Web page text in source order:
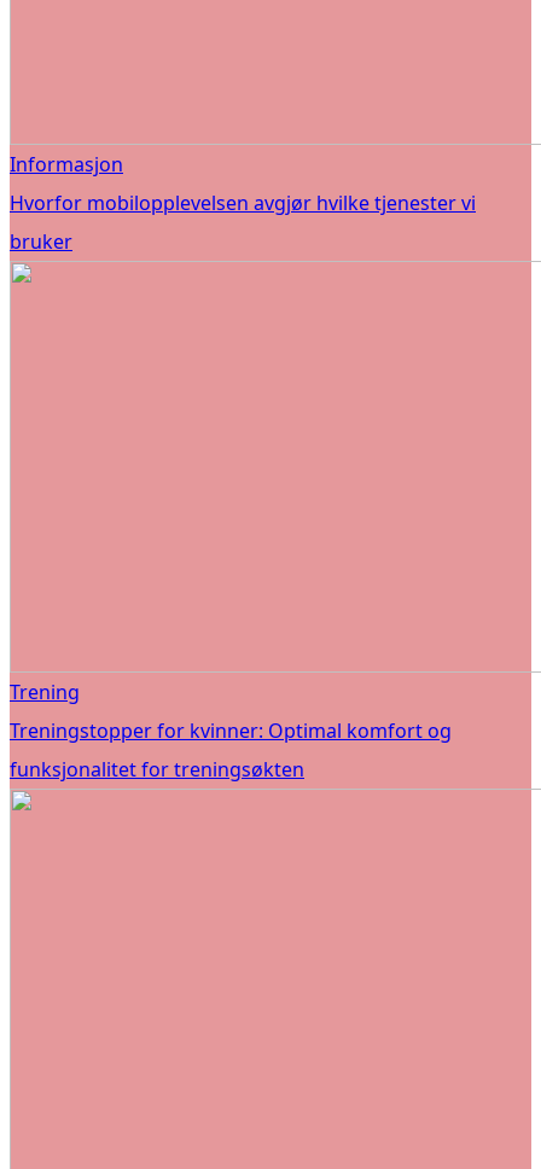
Informasjon
Hvorfor mobilopplevelsen avgjør hvilke tjenester vi
bruker
Trening
Treningstopper for kvinner: Optimal komfort og
funksjonalitet for treningsøkten